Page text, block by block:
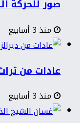
صور للحركة
منذ 3 أسابيع
عادات من
منذ 3 أسابيع